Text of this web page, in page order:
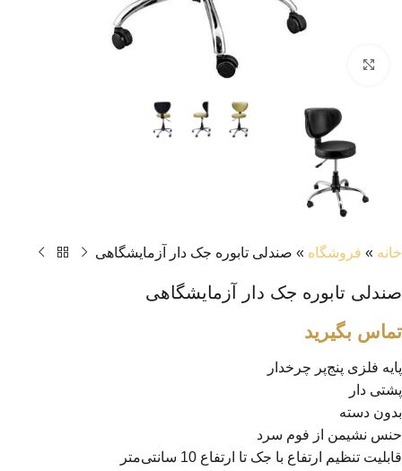
خانه » فروشگاه » صندلی تابوره جک دار آزمایشگاهی
صندلی تابوره جک دار آزمایشگاهی
تماس بگیرید
پایه‌ فلزی پنج‌پر چرخدار
پشتی دار
بدون دسته
حنس نشیمن از فوم سرد
قابلیت تنظیم ارتفاع با جک تا ارتفاع 10 سانتی‌متر